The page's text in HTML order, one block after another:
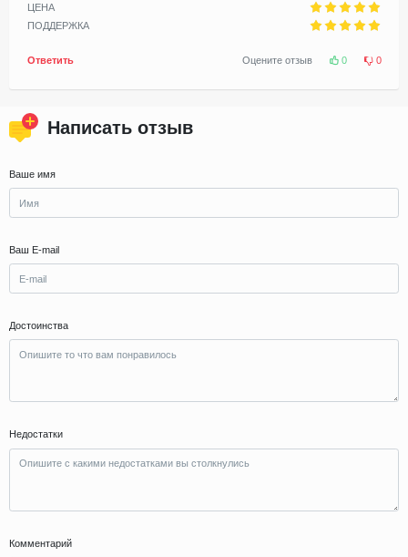
ЦЕНА
ПОДДЕРЖКА
Ответить Оцените отзыв 0 0
Написать отзыв
Ваше имя
Ваш E-mail
Достоинства
Недостатки
Комментарий